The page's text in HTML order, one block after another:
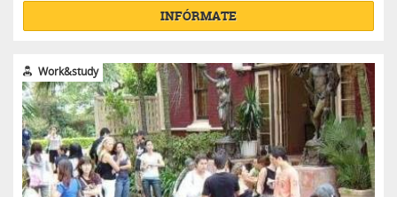
INFÓRMATE
Work&study